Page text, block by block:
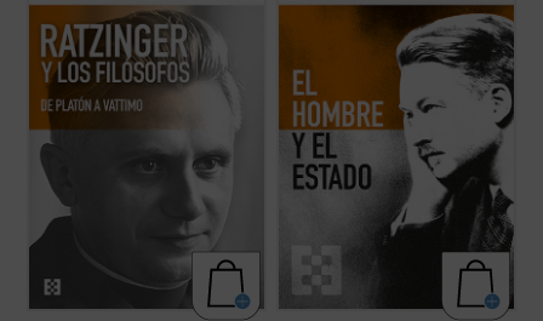
pensamiento del papa teólogo. Una
compilación de los interlocutores más
relevantes y una visión de conjunto de ...
(ver ficha)
su obra, los estudiosos de la filosofía
política y el público general, que coincide
con la ocasión del 50 aniversario ...(ver